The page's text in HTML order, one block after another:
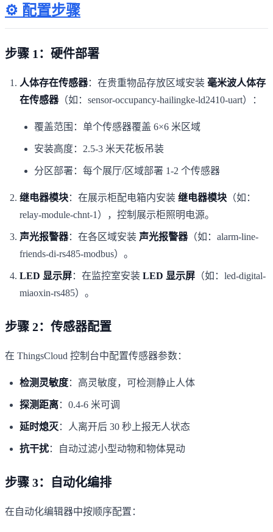
⚙️ 配置步骤
步骤 1：硬件部署
人体存在传感器：在贵重物品存放区域安装 毫米波人体存
在传感器（如：sensor-occupancy-hailingke-ld2410-uart）：
覆盖范围：单个传感器覆盖 6×6 米区域
安装高度：2.5-3 米天花板吊装
分区部署：每个展厅/区域部署 1-2 个传感器
继电器模块：在展示柜配电箱内安装 继电器模块 （如：
relay-module-chnt-1），控制展示柜照明电源。
声光报警器：在各区域安装 声光报警器（如：alarm-line-
friends-di-rs485-modbus）。
LED 显示屏：在监控室安装 LED 显示屏 （如：led-digital-
miaoxin-rs485）。
步骤 2：传感器配置
在 ThingsCloud 控制台中配置传感器参数：
检测灵敏度：高灵敏度，可检测静止人体
探测距离：0.4-6 米可调
延时熄灭 ：人离开后 30 秒上报无人状态
抗干扰：自动过滤小型动物和物体晃动
步骤 3：自动化编排
在自动化编辑器中按顺序配置：